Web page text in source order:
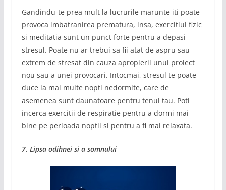
Gandindu-te prea mult la lucrurile marunte iti poate
provoca imbatranirea prematura, insa, exercitiul fizic
si meditatia sunt un punct forte pentru a depasi
stresul. Poate nu ar trebui sa fii atat de aspru sau
extrem de stresat din cauza apropierii unui proiect
nou sau a unei provocari. Intocmai, stresul te poate
duce la mai multe nopti nedormite, care de
asemenea sunt daunatoare pentru tenul tau. Poti
incerca exercitii de respiratie pentru a dormi mai
bine pe perioada noptii si pentru a fi mai relaxata.
7. Lipsa odihnei si a somnului